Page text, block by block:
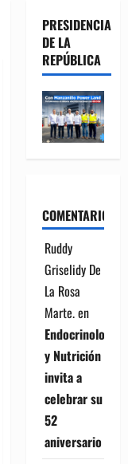
PRESIDENCIA
DE LA
REPÚBLICA
COMENTARIOS
Ruddy
Griselidy De
La Rosa
Marte.en
Endocrinología
y Nutrición
invita a
celebrar su
52
aniversario